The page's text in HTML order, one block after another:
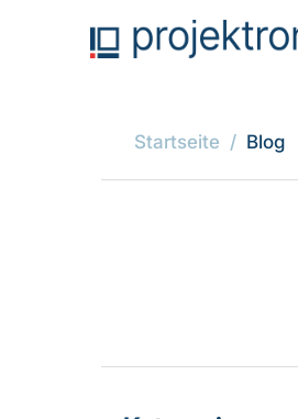
Startseite Blog